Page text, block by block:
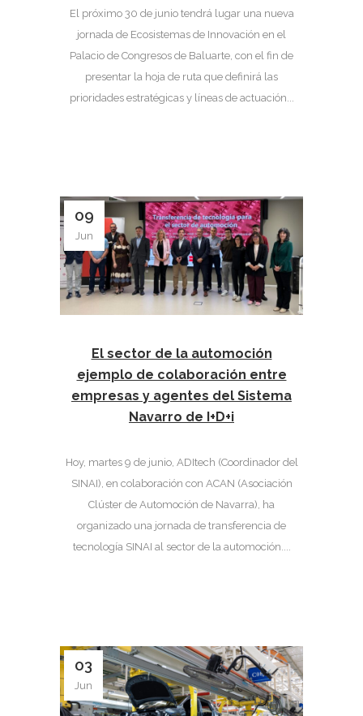
El próximo 30 de junio tendrá lugar una nueva
jornada de Ecosistemas de Innovación en el
Palacio de Congresos de Baluarte, con el fin de
presentar la hoja de ruta que definirá las
prioridades estratégicas y líneas de actuación...
09
Jun
El sector de la automoción
ejemplo de colaboración entre
empresas y agentes del Sistema
Navarro de I+D+i
Hoy, martes 9 de junio, ADItech (Coordinador del
SINAI), en colaboración con ACAN (Asociación
Clúster de Automoción de Navarra), ha
organizado una jornada de transferencia de
tecnología SINAI al sector de la automoción....
03
Jun